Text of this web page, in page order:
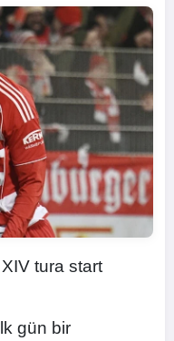
tura start
gün bir